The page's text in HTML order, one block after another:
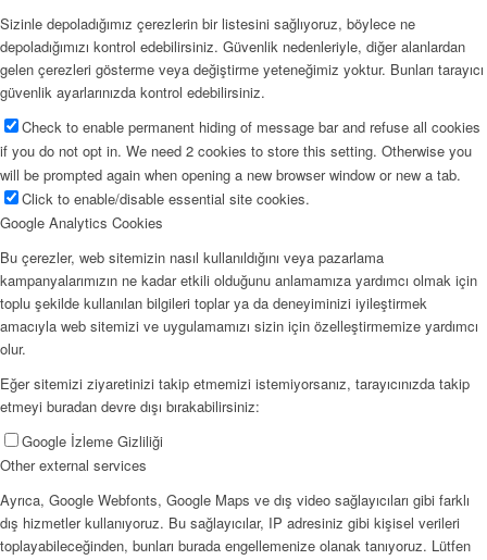
Sizinle depoladığımız çerezlerin bir listesini sağlıyoruz, böylece ne
depoladığımızı kontrol edebilirsiniz. Güvenlik nedenleriyle, diğer alanlardan
gelen çerezleri gösterme veya değiştirme yeteneğimiz yoktur. Bunları tarayıcı
güvenlik ayarlarınızda kontrol edebilirsiniz.
Check to enable permanent hiding of message bar and refuse all cookies
if you do not opt in. We need 2 cookies to store this setting. Otherwise you
will be prompted again when opening a new browser window or new a tab.
Click to enable/disable essential site cookies.
Google Analytics Cookies
Bu çerezler, web sitemizin nasıl kullanıldığını veya pazarlama
kampanyalarımızın ne kadar etkili olduğunu anlamamıza yardımcı olmak için
toplu şekilde kullanılan bilgileri toplar ya da deneyiminizi iyileştirmek
amacıyla web sitemizi ve uygulamamızı sizin için özelleştirmemize yardımcı
olur.
Eğer sitemizi ziyaretinizi takip etmemizi istemiyorsanız, tarayıcınızda takip
etmeyi buradan devre dışı bırakabilirsiniz:
Google İzleme Gizliliği
Other external services
Ayrıca, Google Webfonts, Google Maps ve dış video sağlayıcıları gibi farklı
dış hizmetler kullanıyoruz. Bu sağlayıcılar, IP adresiniz gibi kişisel verileri
toplayabileceğinden, bunları burada engellemenize olanak tanıyoruz. Lütfen